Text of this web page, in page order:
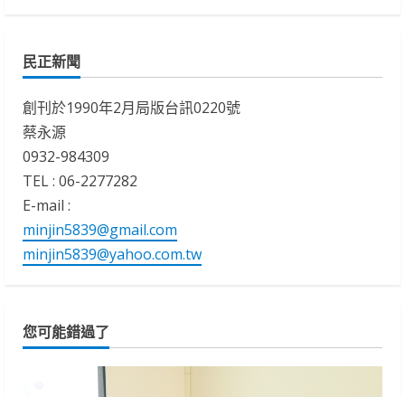
民正新聞
創刊於1990年2月局版台訊0220號
蔡永源
0932-984309
TEL : 06-2277282
E-mail :
minjin5839@gmail.com
minjin5839@yahoo.com.tw
您可能錯過了